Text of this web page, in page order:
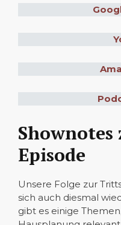
Shownotes
Episode
Unsere Folge zur
sich auch diesmal
gibt es einige